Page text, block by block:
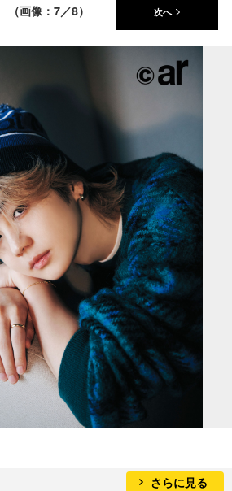
（画像：7／8） 次へ
さらに見る